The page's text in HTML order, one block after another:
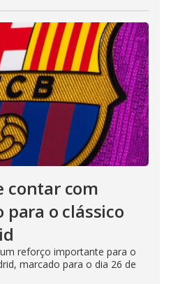
contar com
para o clássico
reforço importante para o
marcado para o dia 26 de